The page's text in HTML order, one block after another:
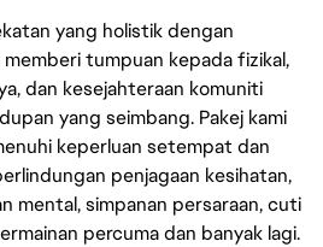
yang holistik dengan
tumpuan kepada fizikal,
dan kesejahteraan komuniti
yang seimbang. Pakej kami
keperluan setempat dan
penjagaan kesihatan,
mental, simpanan persaraan, cuti
percuma dan banyak lagi.